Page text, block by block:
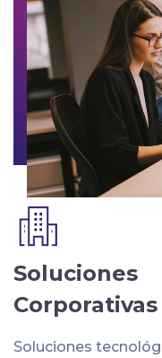
Soluciones
Corporativas
Soluciones